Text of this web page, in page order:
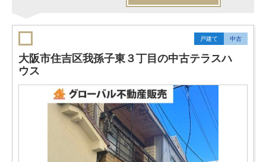
戸建て 中古
大阪市住吉区我孫子東３丁目の中古テラスハ
ウス